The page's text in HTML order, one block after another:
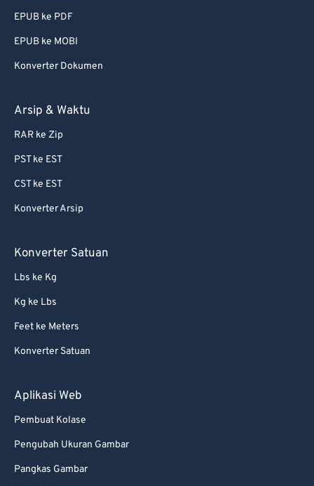
EPUB ke PDF
EPUB ke MOBI
Konverter Dokumen
Arsip & Waktu
RAR ke Zip
PST ke EST
CST ke EST
Konverter Arsip
Konverter Satuan
Lbs ke Kg
Kg ke Lbs
Feet ke Meters
Konverter Satuan
Aplikasi Web
Pembuat Kolase
Pengubah Ukuran Gambar
Pangkas Gambar